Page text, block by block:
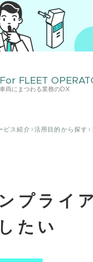
For FLEET
車両にまつわる業務のDX
ビス紹介 活用目的から探す
プライ
たい